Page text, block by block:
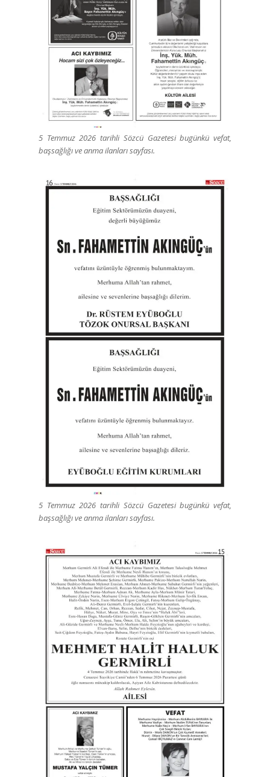
5 Temmuz 2026 tarihli Sözcü Gazetesi bugünkü vefat,
başsağlığı ve anma ilanları sayfası.
5 Temmuz 2026 tarihli Sözcü Gazetesi bugünkü vefat,
başsağlığı ve anma ilanları sayfası.